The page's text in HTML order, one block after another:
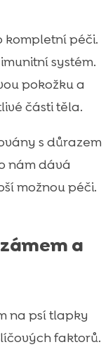
kompletní péči.
systém.
pokožku a
části těla.
s důrazem
nám dává
možnou péči.
a
na psí tlapky
faktorů.